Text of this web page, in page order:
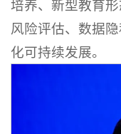
培养、新型教育
风险评估、数据
化可持续发展。